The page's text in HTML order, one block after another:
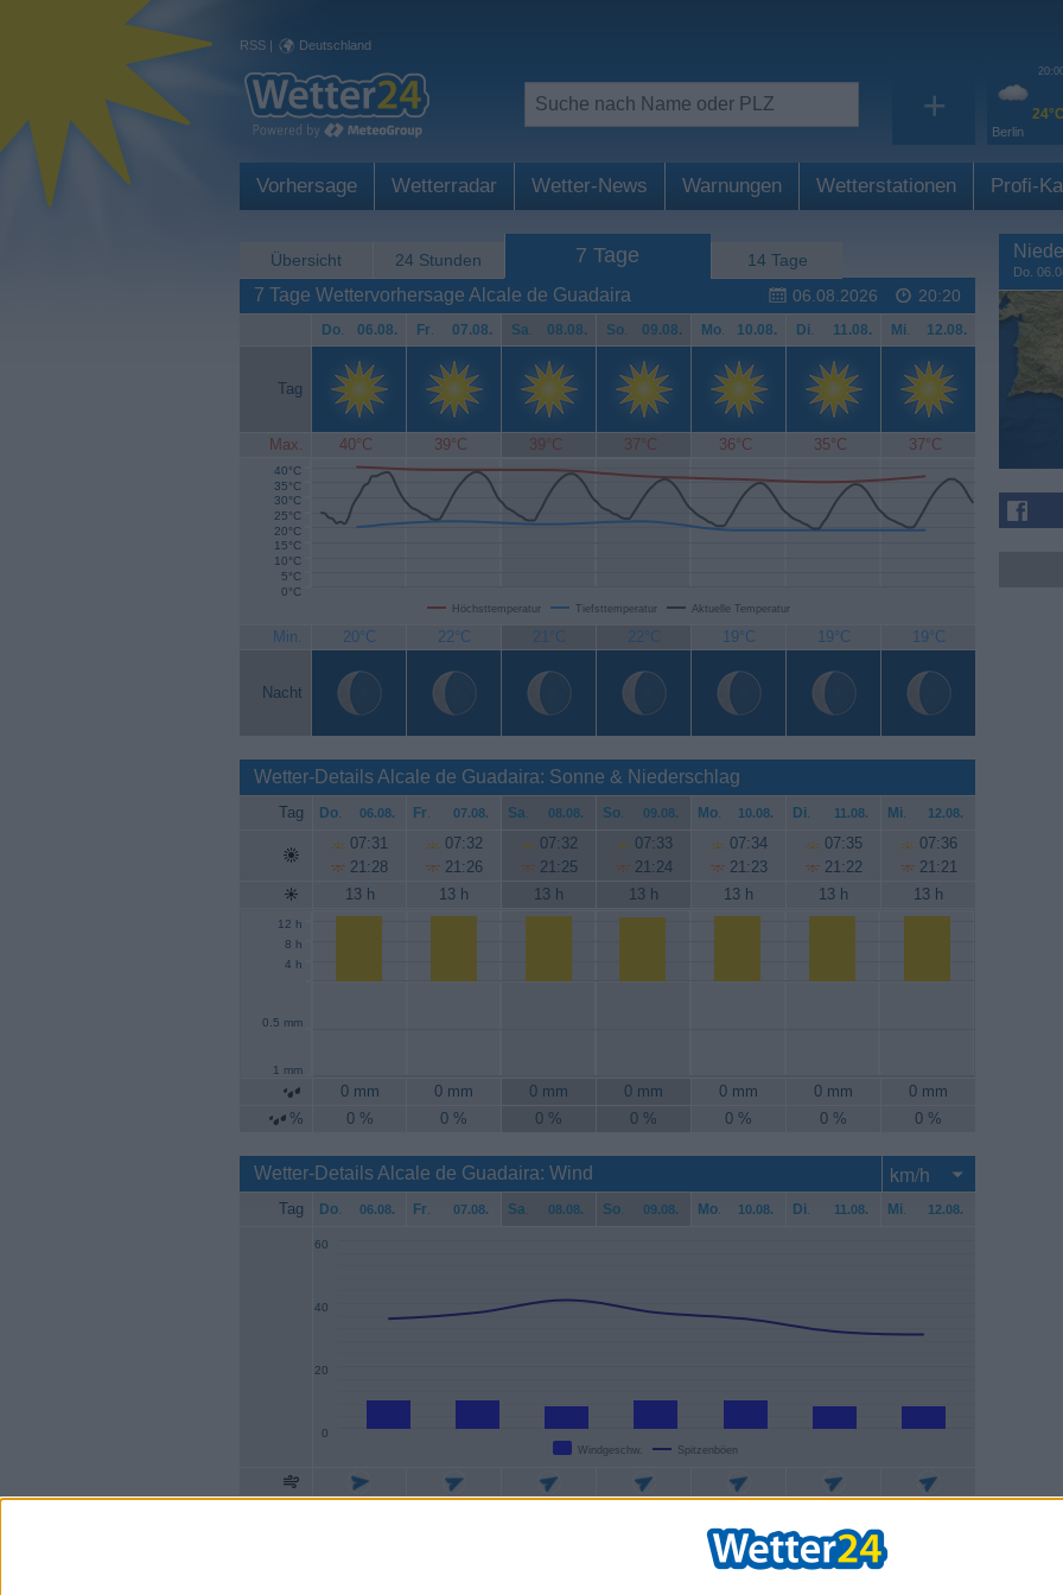
RSS | Deutschland
+ 24°C
Berlin
Vorhersage Wetterradar Wetter-News Warnungen Wetterstationen Profi-
Übersicht 24 Stunden 7 Tage
14 Tage
06.08.2026
20:20
7 Tage Wettervorhersage Alcale de Guadaira
Do. 06.08. Fr. 07.08. Sa. 08.08. So. 09.08. Mo. 10.08. Di. 11.08. Mi. 12.08.
Tag
Max. 40°C 39°C 39°C 37°C 36°C 35°C 37°C
Höchsttemperatur Tiefsttemperatur Aktuelle Temperatur
0°C
5°C
10°C
15°C
20°C
25°C
30°C
35°C
40°C
Min. 20°C 22°C 21°C 22°C 19°C 19°C 19°C
Nacht
Wetter-Details Alcale de Guadaira: Sonne & Niederschlag
Tag Do. 06.08. Fr. 07.08. Sa. 08.08. So. 09.08. Mo. 10.08. Di. 11.08. Mi. 12.08.
07:31
21:28
07:32
21:26
07:32
21:25
07:33
21:24
07:34
21:23
07:35
21:22
07:36
21:21
13 h
13 h 13 h 13 h 13 h 13 h 13 h
4 h
8 h
12 h
0.5 mm
1 mm
0 mm 0 mm 0 mm 0 mm 0 mm 0 mm
0 mm
%
0 % 0 % 0 % 0 % 0 % 0 % 0 %
Wetter-Details Alcale de Guadaira: Wind
Tag Do. 06.08. Fr. 07.08. Sa. 08.08. So. 09.08. Mo. 10.08. Di. 11.08. Mi. 12.08.
Windgeschw. Spitzenböen
0
20
40
60
35 km/h 31 km/h
Do.